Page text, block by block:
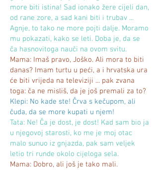
more biti istina! Sad ionako žere cijeli dan,
od rane zore, a sad kani biti i trubav ...
Agnje, to tako ne more pojti dalje. Moramo
mu pokazati, kako se leti. Doba je, da se
ča hasnovitoga nauči na ovom svitu.
Mama: Imaš pravo, Joško. Ali mora to biti
danas? Imam turtu u peći, a i hrvatska ura
će biti vrijeda na televiziji ... pak zvana
toga: ča ne misliš, da je još premali za to?
Klepi: No kade ste! Črva s kečupom, ali
čuda, da se more kupati u njem!
Tata: Ne! Ča je dost, je dost! Kad sam bio ja
u njegovoj starosti, ko me je moj otac
malo sunuo iz gnjazda, pak sam veljek
letio tri runde okolo cijeloga sela.
Mama: Dobro, ali još je tako mali.